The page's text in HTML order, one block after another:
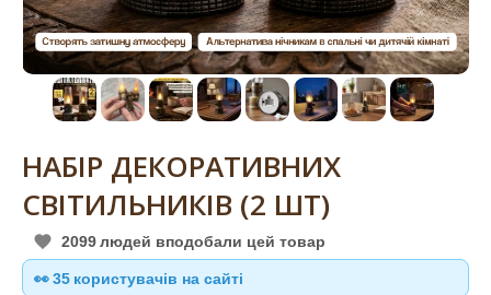
НАБІР ДЕКОРАТИВНИХ
СВІТИЛЬНИКІВ (2 ШТ)
2099 людей вподобали цей товар
👀36 користувачів на сайті